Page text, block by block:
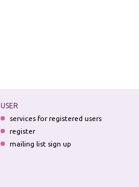
USER
services for registered users
register
mailing list sign up